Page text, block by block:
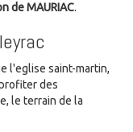
de MAURIAC.
l'eglise saint-martin,
des
le terrain de la